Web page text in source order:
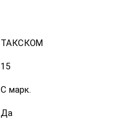
ТАКСКОМ
15
С марк.
Да